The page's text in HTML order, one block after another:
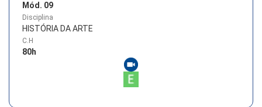
Mód. 09
Disciplina
HISTÓRIA DA ARTE
C.H
80h